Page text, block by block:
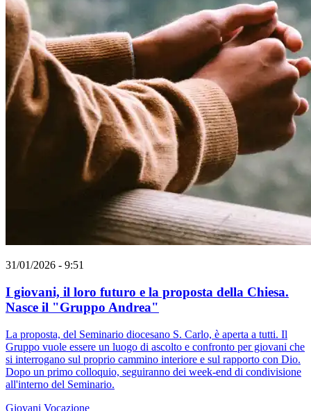
31/01/2026 - 9:51
I giovani, il loro futuro e la proposta della Chiesa.
Nasce il "Gruppo Andrea"
La proposta, del Seminario diocesano S. Carlo, è aperta a tutti. Il
Gruppo vuole essere un luogo di ascolto e confronto per giovani che
si interrogano sul proprio cammino interiore e sul rapporto con Dio.
Dopo un primo colloquio, seguiranno dei week-end di condivisione
all'interno del Seminario.
Giovani Vocazione